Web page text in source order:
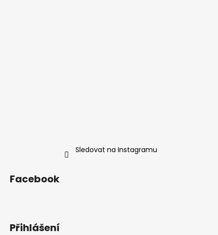
Sledovat na Instagramu
Facebook
Přihlášení